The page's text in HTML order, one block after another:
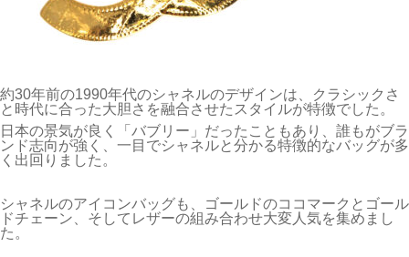
約30年前の1990年代のシャネルのデザインは、クラシックさ
と時代に合った大胆さを融合させたスタイルが特徴でした。
日本の景気が良く「バブリー」だったこともあり、誰もがブラ
ンド志向が強く、一目でシャネルと分かる特徴的なバッグが多
く出回りました。
シャネルのアイコンバッグも、ゴールドのココマークとゴール
ドチェーン、そしてレザーの組み合わせ大変人気を集めまし
た。